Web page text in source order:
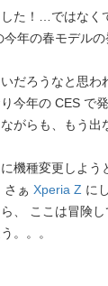
た！…ではなく
今年の春モデルの
だろうなと思わ
今年の CES で
がらも、もう出
機種変更しよう
さぁ Xperia Z に
、 ここは冒険し
。。。